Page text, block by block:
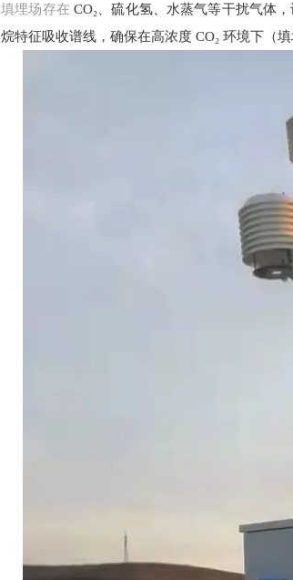
填埋场存在 CO₂、硫化氢、水蒸气等干扰气体
烷特征吸收谱线，确保在高浓度 CO₂ 环境下（